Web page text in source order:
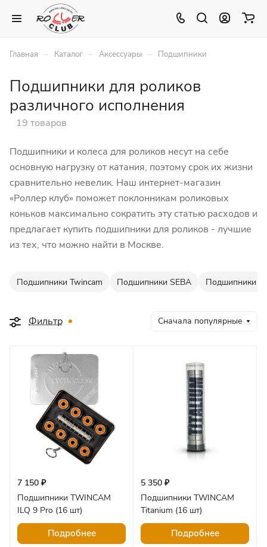
Главная – Каталог – Аксессуары – Подшипники
Подшипники для роликов
различного исполнения
19 товаров
Подшипники и колеса для роликов несут на себе
основную нагрузку от катания, поэтому срок их жизни
сравнительно невелик. Наш интернет-магазин
«Роллер клуб» поможет поклонникам роликовых
коньков максимально сократить эту статью расходов и
предлагает купить подшипники для роликов - лучшие
из тех, что можно найти в Москве.
Подшипники Twincam Подшипники SEBA Подшипники
Фильтр Сначала популярные
7 150 ₽
Подшипники TWINCAM
ILQ 9 Pro (16 шт)
Подробнее
5 350 ₽
Подшипники TWINCAM
Titanium (16 шт)
Подробнее